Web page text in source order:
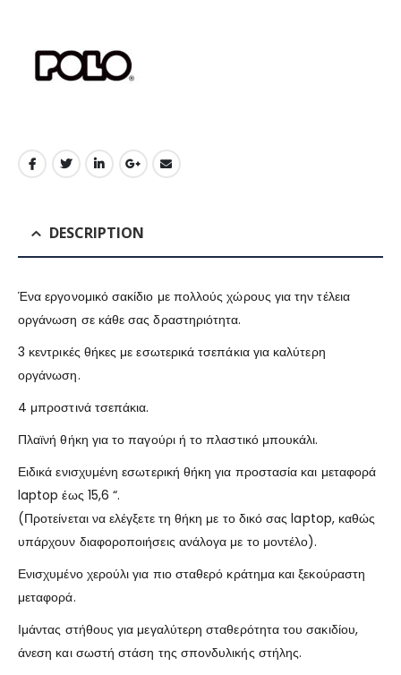
DESCRIPTION
Ένα εργονομικό σακίδιο με πολλούς χώρους για την τέλεια
οργάνωση σε κάθε σας δραστηριότητα.
3 κεντρικές θήκες με εσωτερικά τσεπάκια για καλύτερη
οργάνωση.
4 μπροστινά τσεπάκια.
Πλαϊνή θήκη για το παγούρι ή το πλαστικό μπουκάλι.
Ειδικά ενισχυμένη εσωτερική θήκη για προστασία και μεταφορά
laptop έως 15,6 “.
(Προτείνεται να ελέγξετε τη θήκη με το δικό σας laptop, καθώς
υπάρχουν διαφοροποιήσεις ανάλογα με το μοντέλο).
Ενισχυμένο χερούλι για πιο σταθερό κράτημα και ξεκούραστη
μεταφορά.
Ιμάντας στήθους για μεγαλύτερη σταθερότητα του σακιδίου,
άνεση και σωστή στάση της σπονδυλικής στήλης.